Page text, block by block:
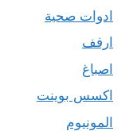
ادوات صحية
ارفف
اصباغ
اكسس بوينت
المونيوم